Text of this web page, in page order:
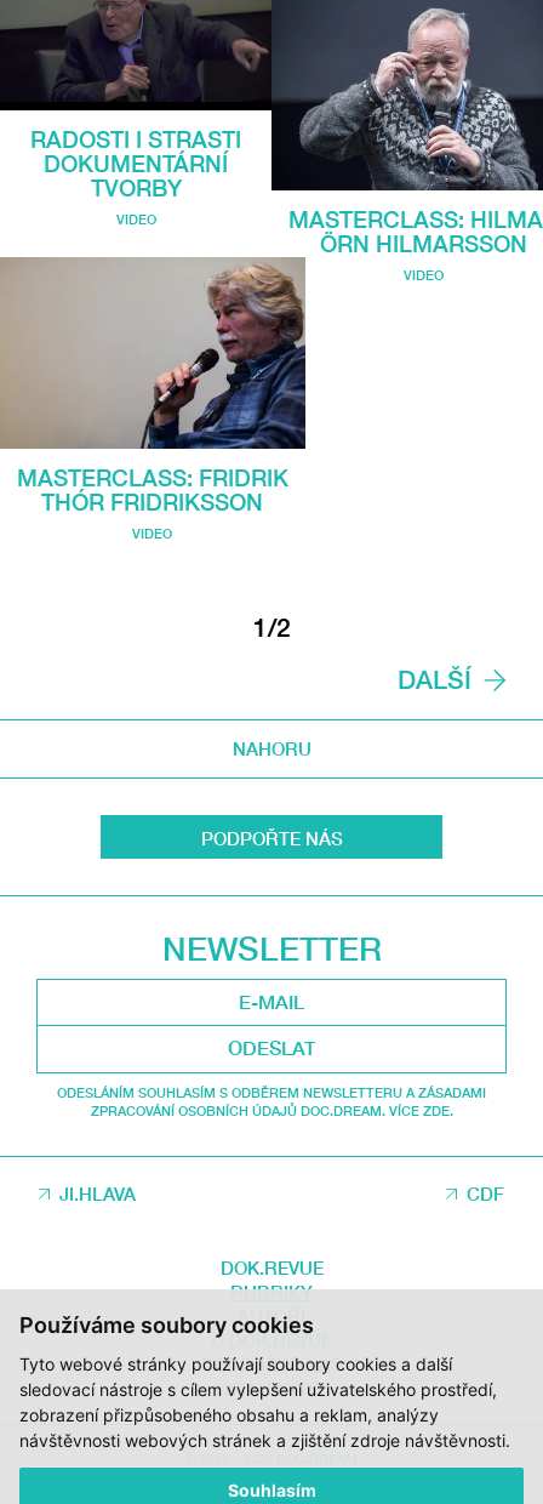
Používáme soubory cookies
Tyto webové stránky používají soubory cookies a další
sledovací nástroje s cílem vylepšení uživatelského prostředí,
zobrazení přizpůsobeného obsahu a reklam, analýzy
návštěvnosti webových stránek a zjištění zdroje návštěvnosti.
Souhlasím
RADOSTI I STRASTI
DOKUMENTÁRNÍ
TVORBY
VIDEO
MASTERCLASS: FRIDRIK
THÓR FRIDRIKSSON
VIDEO
MASTERCLASS:
ÖRN HILMARSSON
VIDEO
1/2
DALŠÍ
NAHORU
PODPOŘTE NÁS
NEWSLETTER
ODESLAT
ODESLÁNÍM SOUHLASÍM S ODBĚREM NEWSLETTERU A ZÁSADAMI
ZPRACOVÁNÍ OSOBNÍCH ÚDAJŮ DOC.DREAM. VÍCE ZDE.
JI.HLAVA CDF
DOK.REVUE
RUBRIKY
AUTOŘI
O DOK.REVUE
PODPOŘTE NÁS
KONTAKTY
ZA PODPORY STÁTNÍHO FONDU KINEMATOGRAFIE, KRAJE VYSOČINA A